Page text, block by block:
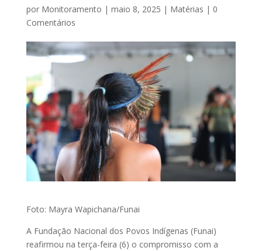
por Monitoramento | maio 8, 2025 | Matérias | 0
Comentários
Foto: Mayra Wapichana/Funai
A Fundação Nacional dos Povos Indígenas (Funai)
reafirmou na terça-feira (6) o compromisso com a